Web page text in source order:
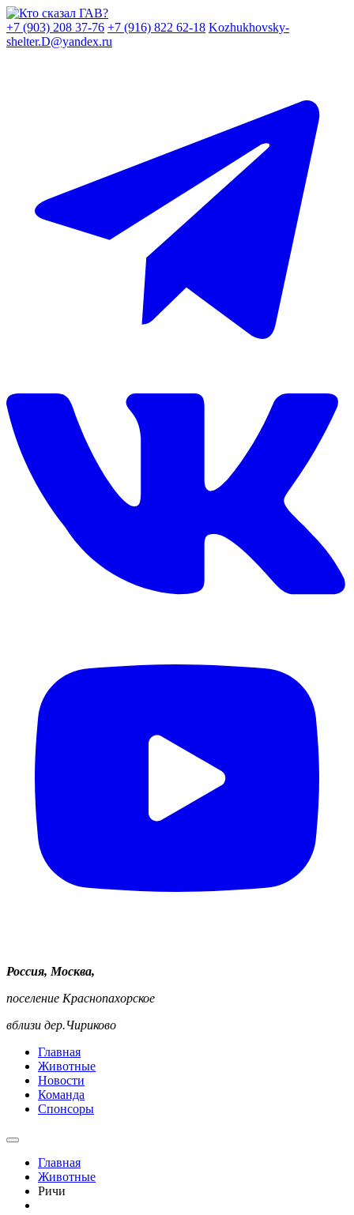
Skip
to
content
+7 (903) 208 37-76 +7 (916) 822 62-18 Kozhukhovsky-
shelter.D@yandex.ru
Россия, Москва,
поселение Краснопахорское
вблизи дер.Чириково
Главная
Животные
Новости
Команда
Спонсоры
Главная
Животные
Ричи